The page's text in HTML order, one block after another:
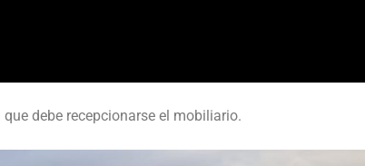
debe recepcionarse el mobiliario.